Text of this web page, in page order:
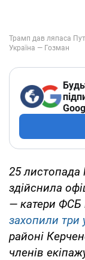
25 листопада
здійснила
— катери ФСБ
захопили три
районі
членів